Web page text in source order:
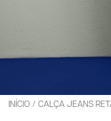
INÍCIO CALÇA JEANS